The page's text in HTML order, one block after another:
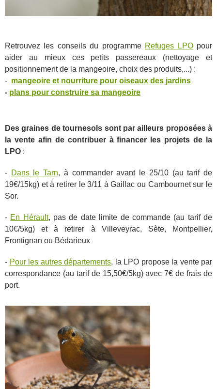
Retrouvez les conseils du programme Refuges LPOpour
aider au mieux ces petits passereaux (nettoyage et
positionnement de la mangeoire, choix des produits,...) :
- mangeoire et nourriture pour oiseaux des jardins
- plans pour construire sa mangeoire
Des graines de tournesols sont par ailleurs proposées à
la vente afin de contribuer à financer les projets de la
LPO :
- Dans le Tarn, à commander avant le 25/10 (au tarif de
19€/15kg) et à retirer le 3/11 à Gaillac ou Cambournet sur le
Sor.
- En Hérault, pas de date limite de commande (au tarif de
10€/5kg) et à retirer à Villeveyrac, Sète, Montpellier,
Frontignan ou Bédarieux
- Pour les autres départements, la LPO propose la vente par
correspondance (au tarif de 15,50€/5kg) avec 7€ de frais de
port.